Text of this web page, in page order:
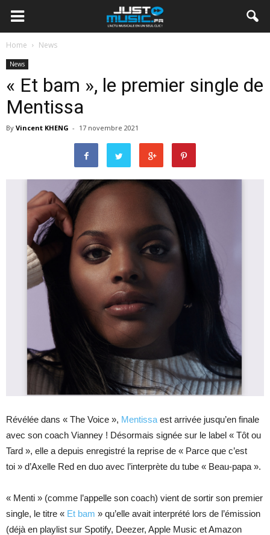
Home News
News
« Et bam », le premier single de
Mentissa
By Vincent KHENG - 17 novembre 2021
Révélée dans « The Voice », Mentissa est arrivée jusqu’en finale
avec son coach Vianney ! Désormais signée sur le label « Tôt ou
Tard », elle a depuis enregistré la reprise de « Parce que c’est
toi » d’Axelle Red en duo avec l’interprète du tube « Beau-papa ».
« Menti » (comme l’appelle son coach) vient de sortir son premier
single, le titre « Et bam » qu’elle avait interprété lors de l’émission
(déjà en playlist sur Spotify, Deezer, Apple Music et Amazon